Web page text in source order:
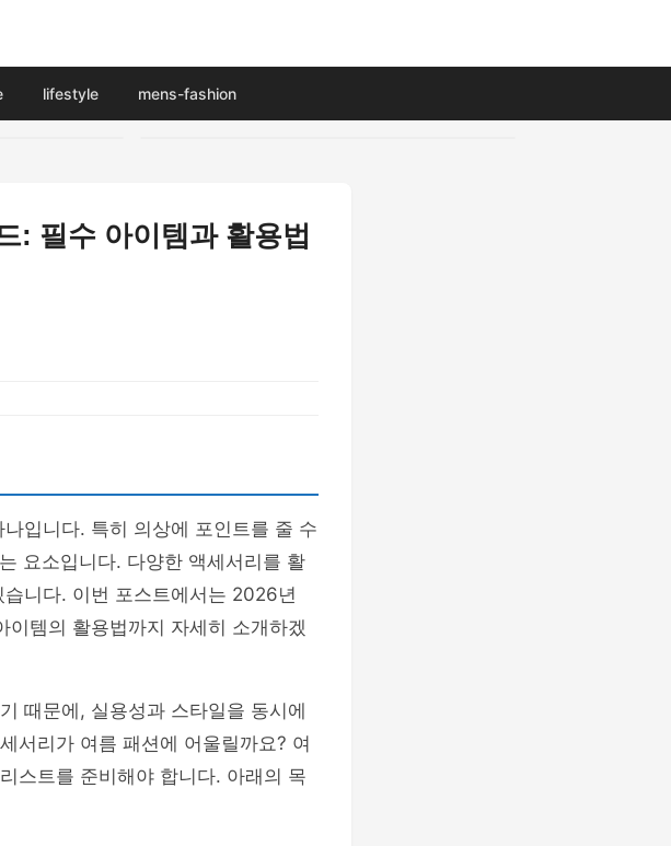
lifestyle mens-fashion
: 필수 아이템과 활용법
입니다. 특히 의상에 포인트를 줄 수
요소입니다. 다양한 액세서리를 활
니다. 이번 포스트에서는 2026년
템의 활용법까지 자세히 소개하겠
때문에, 실용성과 스타일을 동시에
서리가 여름 패션에 어울릴까요? 여
스트를 준비해야 합니다. 아래의 목